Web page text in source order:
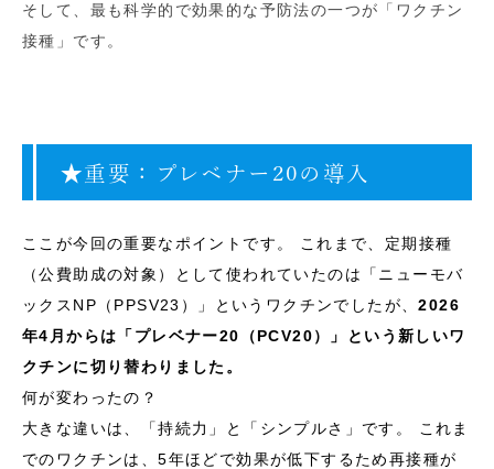
そして、最も科学的で効果的な予防法の一つが「ワクチン
接種」です。
★重要：プレベナー20の導入
ここが今回の重要なポイントです。 これまで、定期接種
（公費助成の対象）として使われていたのは「ニューモバ
ックスNP（PPSV23）」というワクチンでしたが、2026
年4月からは「プレベナー20（PCV20）」という新しいワ
クチンに切り替わりました。
何が変わったの？
大きな違いは、「持続力」と「シンプルさ」です。 これま
でのワクチンは、5年ほどで効果が低下するため再接種が